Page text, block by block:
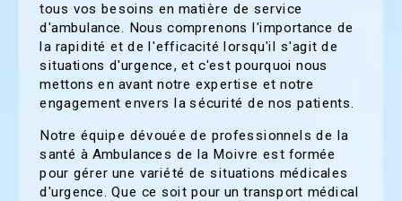
tous vos besoins en matière de service
d'ambulance. Nous comprenons l'importance de
la rapidité et de l'efficacité lorsqu'il s'agit de
situations d'urgence, et c'est pourquoi nous
mettons en avant notre expertise et notre
engagement envers la sécurité de nos patients.
Notre équipe dévouée de professionnels de la
santé à Ambulances de la Moivre est formée
pour gérer une variété de situations médicales
d'urgence. Que ce soit pour un transport médical